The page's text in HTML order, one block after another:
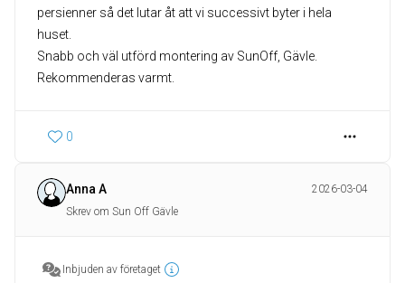
persienner så det lutar åt att vi successivt byter i hela
huset.
Snabb och väl utförd montering av SunOff, Gävle.
Rekommenderas varmt.
0
Anna A
2026-03-04
Skrev om Sun Off Gävle
Inbjuden av företaget